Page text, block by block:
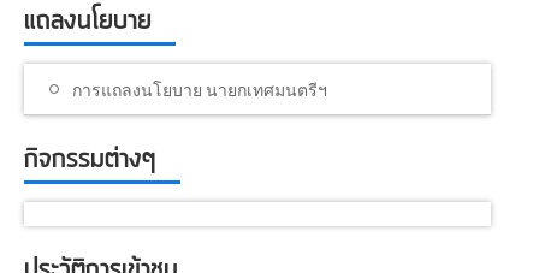
แถลงนโยบาย
การแถลงนโยบาย นายกเทศมนตรีฯ
กิจกรรมต่างๆ